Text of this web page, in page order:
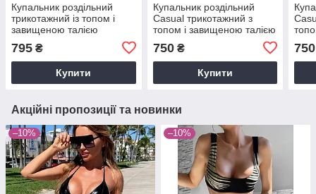
Купальник роздільний
трикотажний із топом і
завищеною талією
795 ₴
Купити
Купальник роздільний
Casual трикотажний з
топом і завищеною талією
750₴
Купити
750
Акційні пропозиції та новинки
–10% –10%